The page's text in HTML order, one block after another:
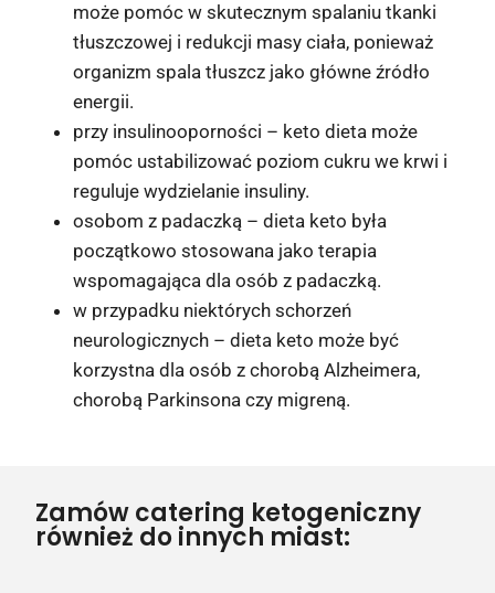
może pomóc w skutecznym spalaniu tkanki
tłuszczowej i redukcji masy ciała, ponieważ
organizm spala tłuszcz jako główne źródło
energii.
przy insulinooporności – keto dieta może
pomóc ustabilizować poziom cukru we krwi i
reguluje wydzielanie insuliny.
osobom z padaczką – dieta keto była
początkowo stosowana jako terapia
wspomagająca dla osób z padaczką.
w przypadku niektórych schorzeń
neurologicznych – dieta keto może być
korzystna dla osób z chorobą Alzheimera,
chorobą Parkinsona czy migreną.
Zamów catering ketogeniczny
również do innych miast: